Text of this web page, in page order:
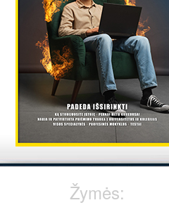
Konsultuoja Lietuvos policijos mokykla
Sveiki, paskambinkite 070060076.
Žymės: